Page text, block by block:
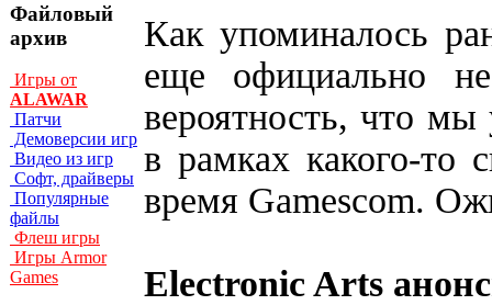
Файловый
архив
Игры от
ALAWAR
Патчи
Демоверсии игр
Видео из игр
Софт, драйверы
Популярные
файлы
Флеш игры
Игры Armor
Games
Как упоминалось
еще официально
вероятность, что
в рамках какого-то
время Gamescom.
Electronic Arts